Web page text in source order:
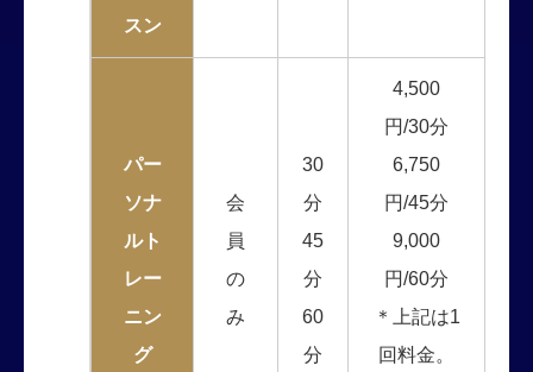
スン
パー
ソナ
ルト
レー
ニン
グ
会
員
の
み
30
分
45
分
60
分
4,500
円/30分
6,750
円/45分
9,000
円/60分
＊上記は1
回料金。